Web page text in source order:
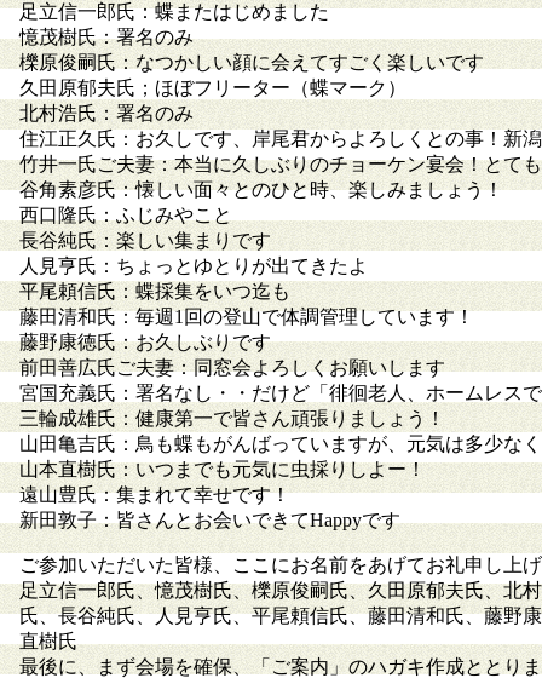
足立信一郎氏：蝶またはじめました
憶茂樹氏：署名のみ
櫟原俊嗣氏：なつかしい顔に会えてすごく楽しいです
久田原郁夫氏；ほぼフリーター（蝶マーク）
北村浩氏：署名のみ
住江正久氏：お久しです、岸尾君からよろしくとの事！新
竹井一氏ご夫妻：本当に久しぶりのチョーケン宴会！とて
谷角素彦氏：懐しい面々とのひと時、楽しみましょう！
西口隆氏：ふじみやこと
長谷純氏：楽しい集まりです
人見亨氏：ちょっとゆとりが出てきたよ
平尾頼信氏：蝶採集をいつ迄も
藤田清和氏：毎週1回の登山で体調管理しています！
藤野康徳氏：お久しぶりです
前田善広氏ご夫妻：同窓会よろしくお願いします
宮国充義氏：署名なし・・だけど「徘徊老人、ホームレス
三輪成雄氏：健康第一で皆さん頑張りましょう！
山田亀吉氏：鳥も蝶もがんばっていますが、元気は多少な
山本直樹氏：いつまでも元気に虫採りしよー！
遠山豊氏：集まれて幸せです！
新田敦子：皆さんとお会いできてHappyです
ご参加いただいた皆様、ここにお名前をあげてお礼申し上
足立信一郎氏、憶茂樹氏、櫟原俊嗣氏、久田原郁夫氏、北
氏、長谷純氏、人見亨氏、平尾頼信氏、藤田清和氏、藤野
直樹氏
最後に、まず会場を確保、「ご案内」のハガキ作成ととり